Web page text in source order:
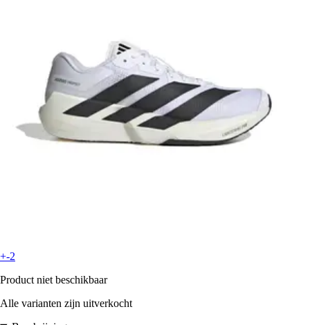
+-2
Product niet beschikbaar
Alle varianten zijn uitverkocht